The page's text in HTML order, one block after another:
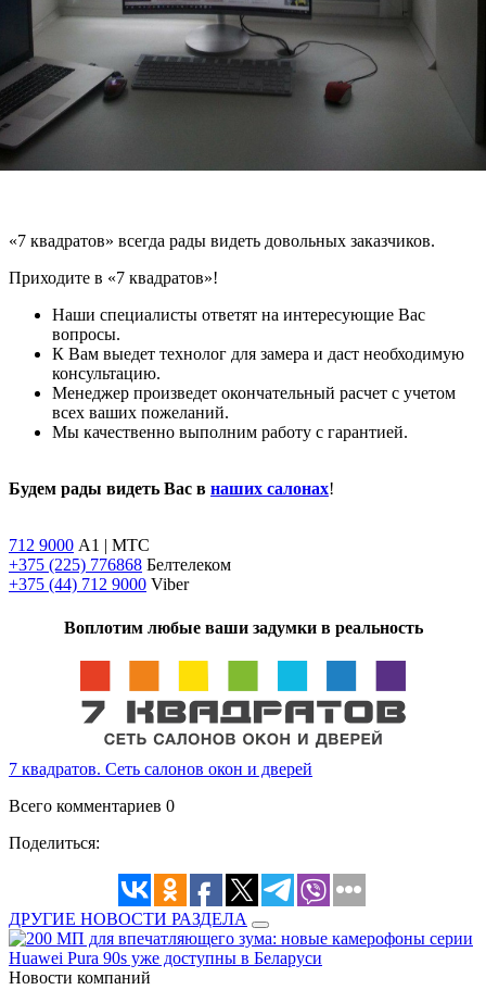
«7 квадратов» всегда рады видеть довольных заказчиков.
Приходите в «7 квадратов»!
Наши специалисты ответят на интересующие Вас
вопросы.
К Вам выедет технолог для замера и даст необходимую
консультацию.
Менеджер произведет окончательный расчет с учетом
всех ваших пожеланий.
Мы качественно выполним работу с гарантией.
Будем рады видеть Вас в наших салонах!
712 9000 A1 | МТС
+375 (225) 776868 Белтелеком
+375 (44) 712 9000 Viber
Воплотим любые ваши задумки в реальность
7 квадратов. Сеть салонов окон и дверей
Всего комментариев 0
Поделиться:
ДРУГИЕ НОВОСТИ РАЗДЕЛА
Новости компаний